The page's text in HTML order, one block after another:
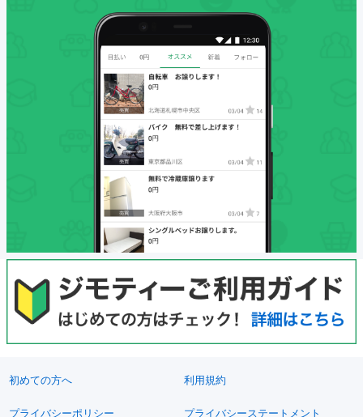
初めての方へ 利用規約
プライバシーポリシー プライバシーステートメント